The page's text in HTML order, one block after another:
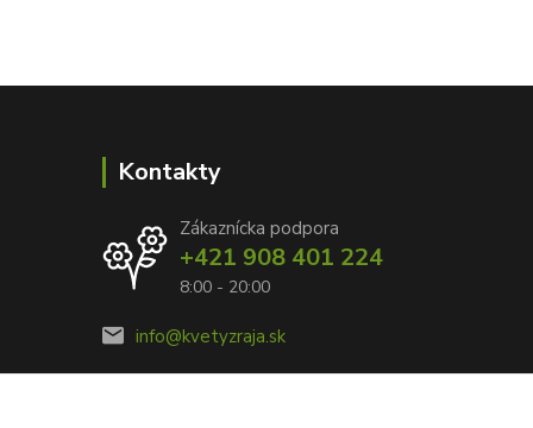
Kontakty
Zákaznícka podpora
+421 908 401 224
8:00 - 20:00
info@kvetyzraja.sk